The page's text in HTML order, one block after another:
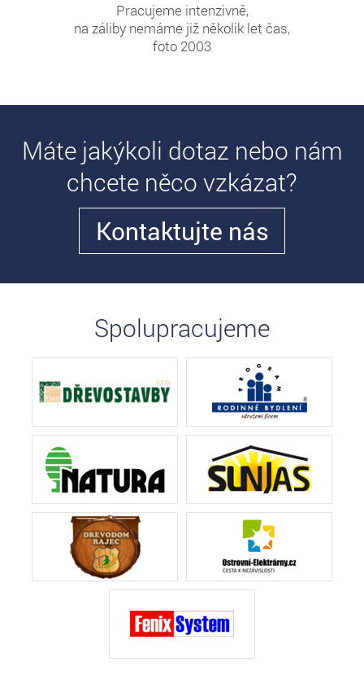
Pracujeme intenzivně,
na záliby nemáme již několik let čas,
foto 2003
Máte jakýkoli dotaz nebo nám
chcete něco vzkázat?
Kontaktujte nás
Spolupracujeme